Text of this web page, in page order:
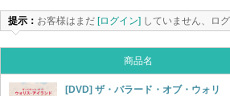
提示： お客様はまだ [ログイン] していません、ロ
商品名
[DVD] ザ・バラード・オブ・ウォリ